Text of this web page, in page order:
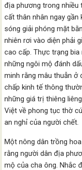
địa phương trong nhiều
cất thân nhân ngay gần
sóng giải phóng mặt
nhiên rơi vào diện phải
cao cấp. Thực trạng
những ngôi mộ đánh
minh rằng mâu thuẫn
chấp kinh tế thông
những giá trị thiêng
Việt về phong tục thờ
an nghỉ của người chết.
Một nông dân trồng
rằng người dân địa
mộ của cha ông. Nhắc